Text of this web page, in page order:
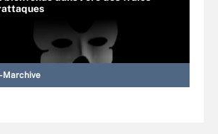
Marchive